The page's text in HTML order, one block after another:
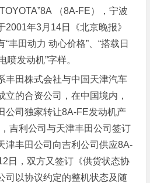
（8A-FE），宁波
2001年3月14日《北京晚报》
“丰田动力 动心价格”、“搭载日
喷发动机”字样。
田株式会社与中国天津汽车
立的合资公司，在中国境内，
公司独家转让8A-FE发动机产
吉利公司与天津丰田公司签订
津丰田公司向吉利公司供应8A-
日，双方又签订《供货状态协
司以协议约定的整机状态及随